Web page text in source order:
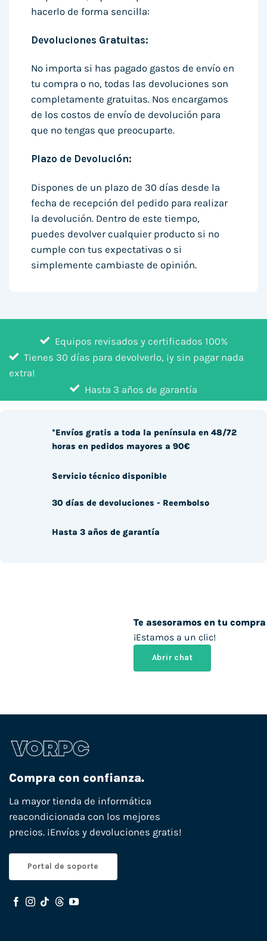
hacerlo de forma sencilla:
Devoluciones Gratuitas:
No importa si has pagado gastos de envío en
tu compra o no, todas las devoluciones son
completamente gratuitas. Nos encargamos
de los costos de envío de devolución para
que no tengas que preocuparte.
Plazo de Devolución:
Dispones de un plazo de 30 días desde la
fecha de recepción del pedido para realizar
la devolución. Dentro de este tiempo,
puedes devolver cualquier producto si no
cumple con tus expectativas o si
simplemente cambiaste de opinión.
Equipos revisados y certificados 100%
Tienes 30 días para devolverlo, ¡y sin pagar nada
extra!
Hasta 3 años de garantía
Te asesoramos en tu compra
¡Estamos a un clic!
Abrir chat
*Envíos gratis a toda la península en 48/72
horas en pedidos mayores a 90€
Servicio técnico disponible
30 días de devoluciones - Reembolso
Hasta 3 años de garantía
Compra con confianza.
La mayor tienda de informática
reacondicionada con los mejores
precios. ¡Envíos y devoluciones gratis!
Portal de soporte